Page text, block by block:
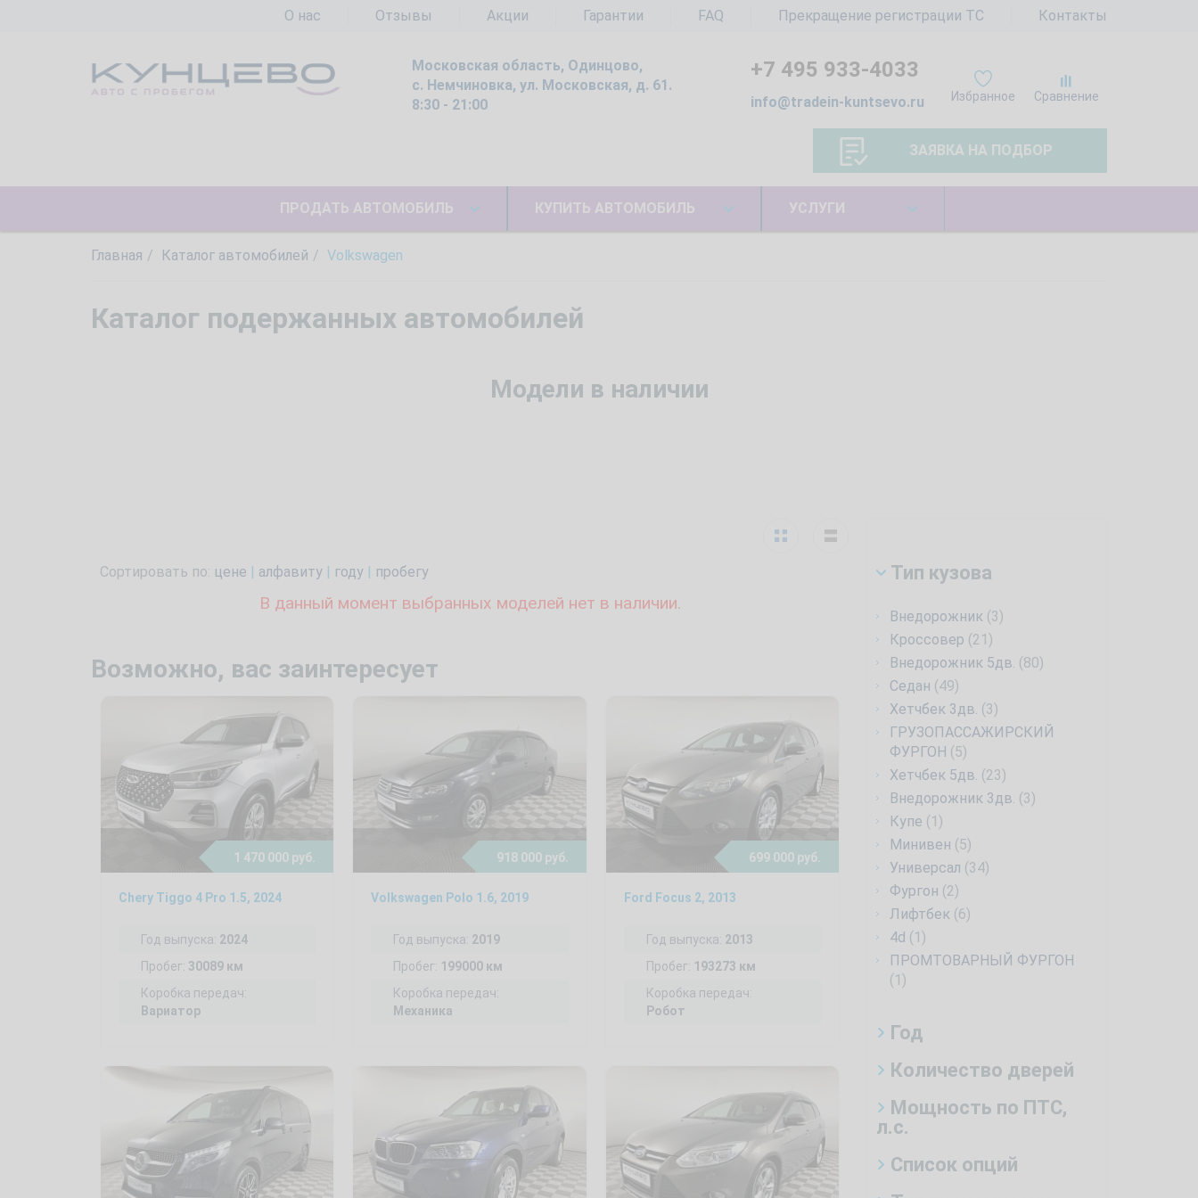
О нас Отзывы Акции Гарантии FAQ Прекращение регистрации ТС Контакты
Московская область, Одинцово,
с. Немчиновка, ул. Московская, д. 61.
8:30 - 21:00
Избранное Сравнение
+7 495 933-4033
info@tradein-kuntsevo.ru
ЗАЯВКА НА ПОДБОР
ПРОДАТЬ АВТОМОБИЛЬ КУПИТЬ АВТОМОБИЛЬ УСЛУГИ
Главная Каталог автомобилей Volkswagen
Каталог подержанных автомобилей
Модели в наличии
Тип кузова
Внедорожник (3)
Кроссовер (21)
Внедорожник 5дв. (80)
Седан (49)
Хетчбек 3дв. (3)
ГРУЗОПАССАЖИРСКИЙ
ФУРГОН (5)
Хетчбек 5дв. (23)
Внедорожник 3дв. (3)
Купе (1)
Минивен (5)
Универсал (34)
Фургон (2)
Лифтбек (6)
4d (1)
ПРОМТОВАРНЫЙ ФУРГОН
(1)
Год
Количество дверей
Мощность по ПТС,
л.с.
Список опций
Сортировать по: цене | алфавиту | году | пробегу
В данный момент выбранных моделей нет в наличии.
Возможно, вас заинтересует
1 470 000 руб.
Chery Tiggo 4 Pro 1.5, 2024
Год выпуска: 2024
Пробег: 30089 км
Коробка передач:
Вариатор
918 000 руб.
Volkswagen Polo 1.6, 2019
Год выпуска: 2019
Пробег: 199000 км
Коробка передач:
Механика
699 000 руб.
Ford Focus 2, 2013
Год выпуска: 2013
Пробег: 193273 км
Коробка передач:
Робот